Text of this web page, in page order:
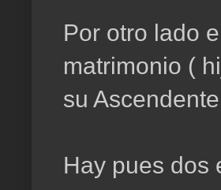
Por otro lado
matrimonio (
su
Hay pues dos